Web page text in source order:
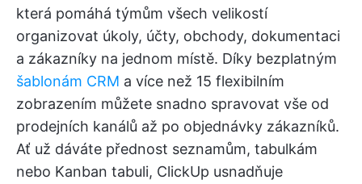
která pomáhá týmům všech velikostí
organizovat úkoly, účty, obchody, dokumentaci
a zákazníky na jednom místě. Díky bezplatným
šablonám CRM a více než 15 flexibilním
zobrazením můžete snadno spravovat vše od
prodejních kanálů až po objednávky zákazníků.
Ať už dáváte přednost seznamům, tabulkám
nebo Kanban tabuli, ClickUp usnadňuje